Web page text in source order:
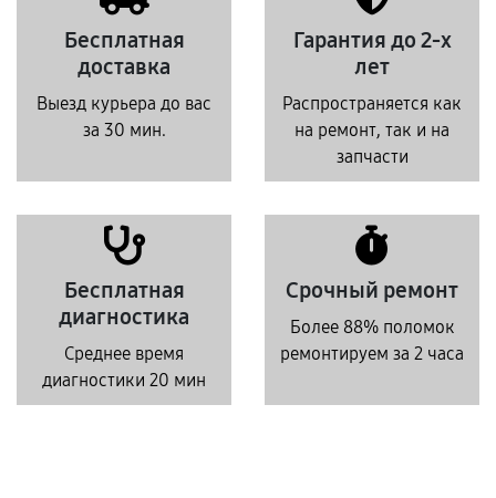
Бесплатная
доставка
Выезд курьера до вас
за 30 мин.
Гарантия до 2-х
лет
Распространяется как
на ремонт, так и на
запчасти
Бесплатная
диагностика
Среднее время
диагностики 20 мин
Срочный ремонт
Более 88% поломок
ремонтируем за 2 часа